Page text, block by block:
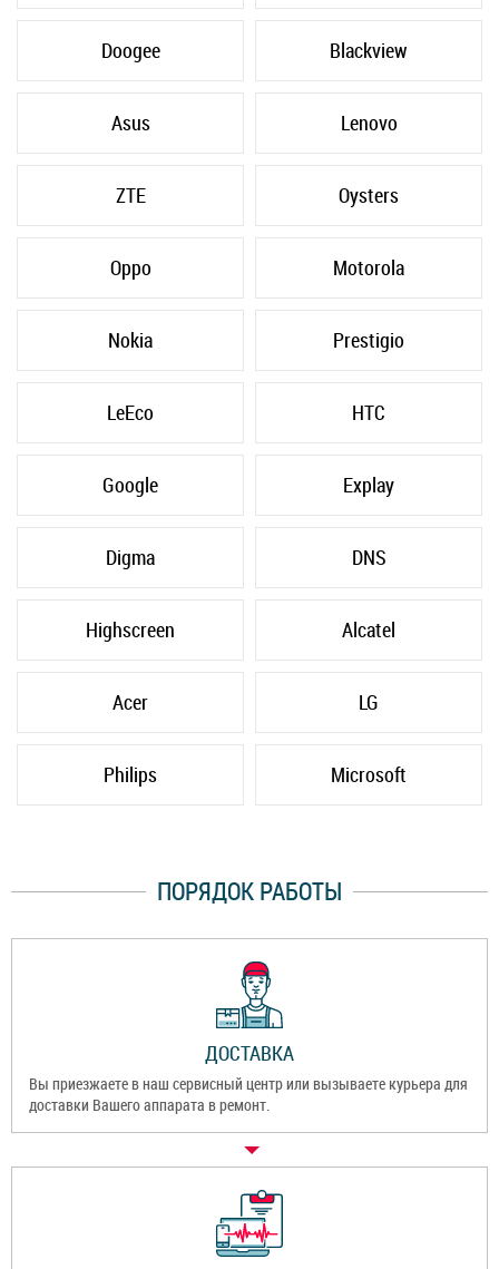
Doogee Blackview
Asus Lenovo
ZTE Oysters
Oppo Motorola
Nokia Prestigio
LeEco HTC
Google Explay
Digma DNS
Highscreen Alcatel
Acer LG
Philips Microsoft
ПОРЯДОК РАБОТЫ
ДОСТАВКА
Вы приезжаете в наш сервисный центр или вызываете курьера для
доставки Вашего аппарата в ремонт.